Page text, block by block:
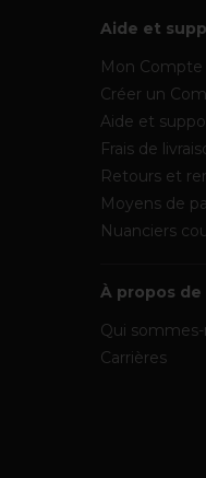
Aide et
Mon Compte
Créer un
Aide et
Frais de
Retours et
Moyens de
Nuanciers
À propos de
Qui
Carrières